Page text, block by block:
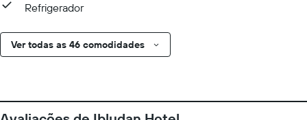
Refrigerador
Ver todas as 46 comodidades